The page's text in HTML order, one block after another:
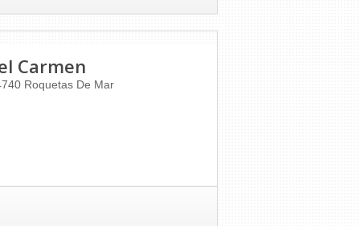
Carmen
Roquetas De Mar